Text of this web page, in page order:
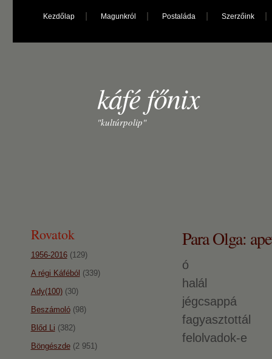
Kezdőlap Magunkról Postaláda Szerzőink
káfé főnix
"kultúrpolip"
Para Olga:
ó
halál
jégcsappá
fagyasztottál
felolvadok-e
Rovatok
1956-2016(129)
A régi Káféból (339)
Ady(100)(30)
Beszámoló(98)
Blőd Li (382)
Böngészde(2 951)